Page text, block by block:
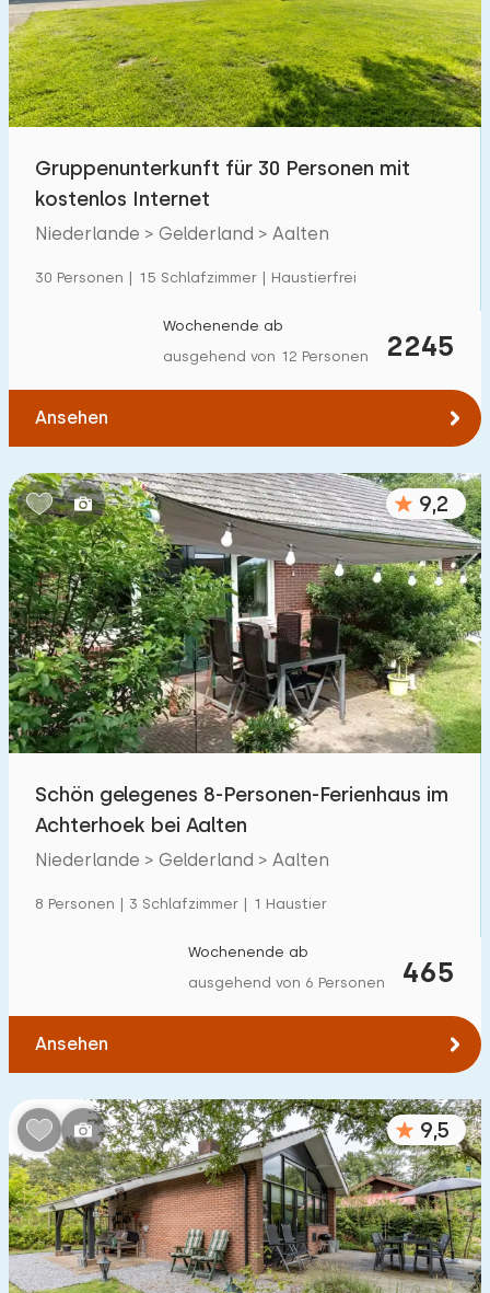
Schwimmbad 27
Eingezäunter Garten 18
Haustierfrei 28
Ladestation Auto
€ 0 — € 1000+
Schlafzimmern:
1 2 3 4 5
Badezimmer:
1 2 3 4 5
Entfernungen
Von Aalten(max. km):
Zum Meer(max. km):
10 20
1 2
Zum Wasser(max. km):
1 2 5 10 20
Zu öffentlichen Verkehrsmitteln(max. km):
0,2 0,5 1 2 5
Gruppenunterkunft für 30 Personen mit
kostenlos Internet
Niederlande > Gelderland > Aalten
30 Personen | 15 Schlafzimmer | Haustierfrei
2245
Wochenende ab
ausgehend von 12 Personen
Ansehen
9,2
Schön gelegenes 8-Personen-Ferienhaus im
Achterhoek bei Aalten
Niederlande > Gelderland > Aalten
8 Personen | 3 Schlafzimmer | 1 Haustier
465
Wochenende ab
ausgehend von 6 Personen
Ansehen
9,5